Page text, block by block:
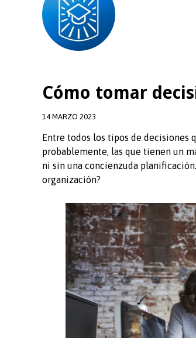
Cómo tomar
14 MARZO 2023
Entre todos los tipos de decisiones
probablemente, las que tienen un
ni sin una concienzuda
organización?